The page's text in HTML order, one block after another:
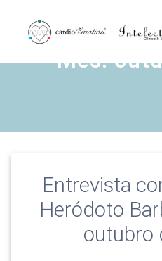
Mês:
Entrevista
Heródoto
outubro